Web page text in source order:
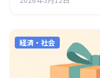
経済・社会